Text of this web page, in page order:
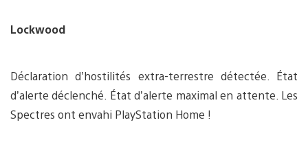
Lockwood
Déclaration d’hostilités extra-terrestre détectée. État
d’alerte déclenché. État d’alerte maximal en attente. Les
Spectres ont envahi PlayStation Home !